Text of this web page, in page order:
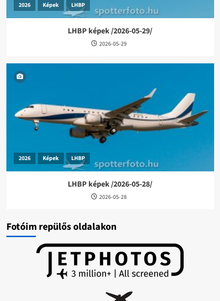
2026 Képek LHBP
LHBP képek /2026-05-29/
2026-05-29
2026 Képek LHBP
LHBP képek /2026-05-28/
2026-05-28
Fotóim repülős oldalakon